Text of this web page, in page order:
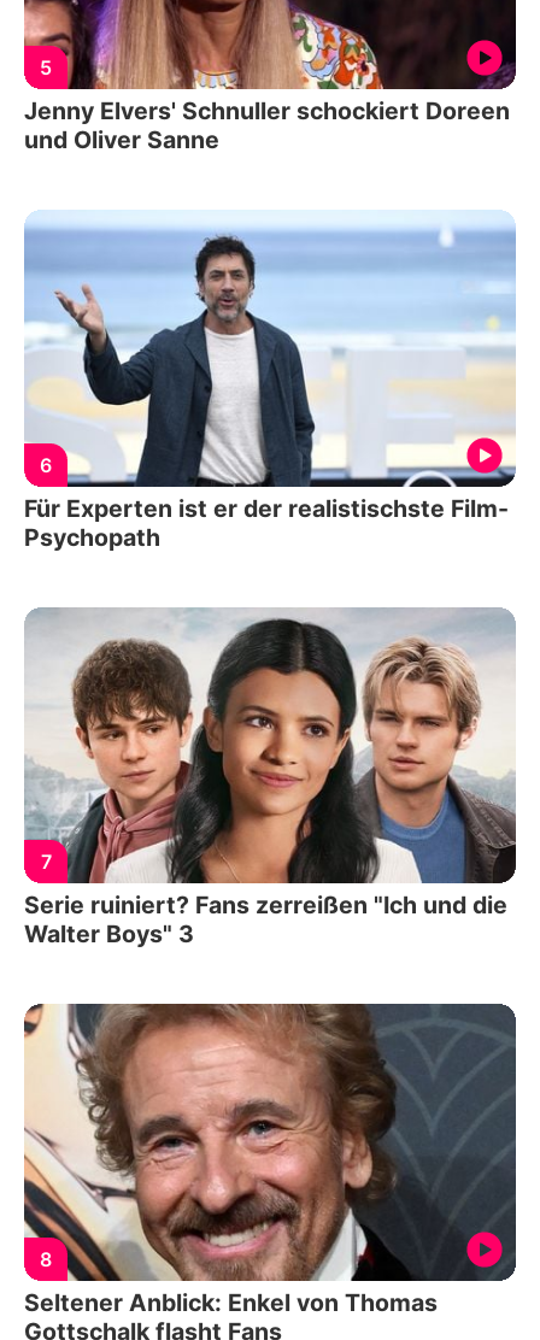
5
Jenny Elvers' Schnuller schockiert Doreen
und Oliver Sanne
6
Für Experten ist er der realistischste Film-
Psychopath
7
Serie ruiniert? Fans zerreißen "Ich und die
Walter Boys" 3
8
Seltener Anblick: Enkel von Thomas
Gottschalk flasht Fans